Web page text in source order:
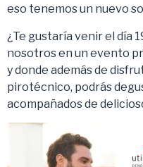
eso tenemos un nuevo
¿Te gustaría venir el día
nosotros en un evento
y donde además de
pirotécnico, podrás
acompañados de